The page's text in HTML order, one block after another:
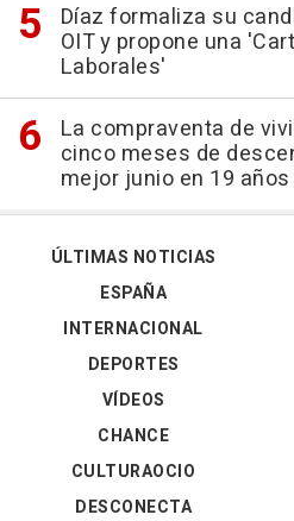
Díaz formaliza su
OIT y propone una
Laborales'
La compraventa de
cinco meses de
mejor junio en 19 años
ÚLTIMAS NOTICIAS
ESPAÑA
INTERNACIONAL
DEPORTES
VÍDEOS
CHANCE
CULTURAOCIO
DESCONECTA